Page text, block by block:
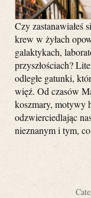
Czy zastanawiałeś
krew w żyłach
galaktykach,
przyszłościach?
odległe gatunki,
więź. Od czasów
koszmary, motywy
odzwierciedlając
nieznanym i tym,